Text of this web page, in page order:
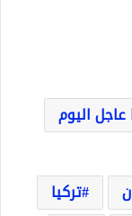
عاجل اليوم
تركيا